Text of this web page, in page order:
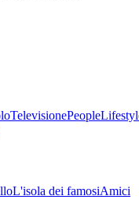
TelevisionePeople
L'isola dei famosiAmici